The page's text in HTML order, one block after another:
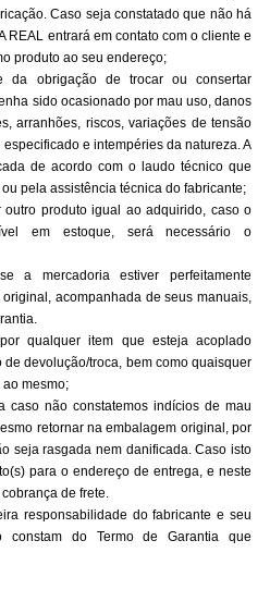
Caso seja constatado que não há
REAL entrará em contato com o cliente e
produto ao seu endereço;
da obrigação de trocar ou consertar
sido ocasionado por mau uso, danos
arranhões, riscos, variações de tensão
e intempéries da natureza. A
de acordo com o laudo técnico que
pela assistência técnica do fabricante;
outro produto igual ao adquirido, caso o
em estoque, será necessário o
a mercadoria estiver perfeitamente
acompanhada de seus manuais,
qualquer item que esteja acoplado
devolução/troca, bem como quaisquer
mesmo;
caso não constatemos indícios de mau
retornar na embalagem original, por
seja rasgada nem danificada. Caso isto
para o endereço de entrega, e neste
de frete.
responsabilidade do fabricante e seu
constam do Termo de Garantia que